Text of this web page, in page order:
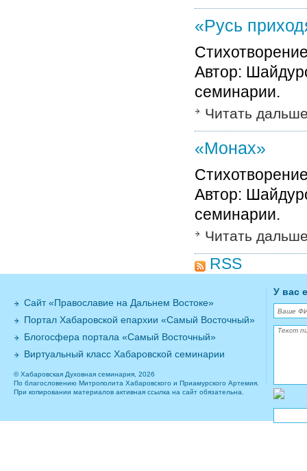
«Русь
Автор:
семинарии.
Читать
«Монах»
Автор:
семинарии.
Читать
RSS
Сайт «Православие на Дальнем Востоке»
Портал Хабаровской епархии «Самый Восточный»
Блогосфера портала «Самый Восточный»
Виртуальный класс Хабаровской семинарии
© Хабаровская Духовная семинария, 2026
По благословению Митрополита Хабаровского и Приамурского Артемия.
При копировании материалов активная ссылка на сайт обязательна.
У вас